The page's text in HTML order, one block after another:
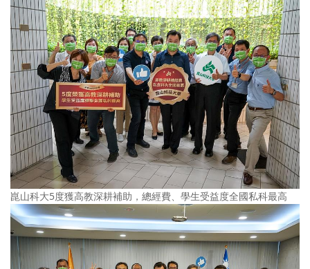
崑山科大5度獲高教深耕補助，總經費、學生受益度全國私科最高